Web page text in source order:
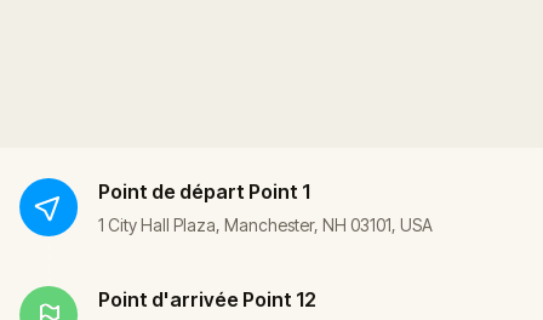
Point de départ Point 1
1 City Hall Plaza, Manchester, NH 03101, USA
Point d'arrivée Point 12